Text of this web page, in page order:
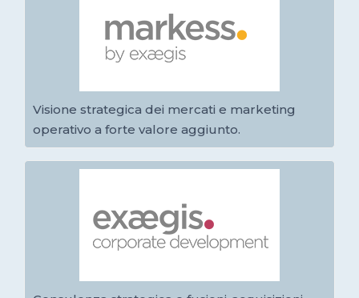
Visione strategica dei mercati e marketing
operativo a forte valore aggiunto.